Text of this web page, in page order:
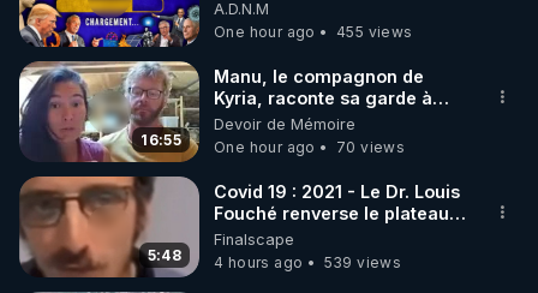
https://www.instagram.com/rdlr_thierrycasasnovas/
http://rgnr.li/instagram
🌱 LA NEWSLETTER
Pour ne pas rater l’actualité RGNR (stages,
http://rgnr.li/news
🌱 VIDÉOS NON CENSURÉES SUR ODYSEE
07/08/26
A.D.N.M
One hour ago
455 views
16:55
Manu, le compagnon de
Kyria, raconte sa garde à
vue musclée. PARTAGEZ!
Devoir de Mémoire
One hour ago
70 views
5:48
Covid 19 : 2021 - Le Dr. Louis
Fouché renverse le plateau
de CNews !
Finalscape
4 hours ago
539 views